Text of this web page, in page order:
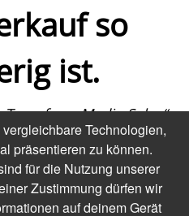
so
ist.
Media Sales“
Alt
kein Sprint.
Prozent der Verkäufe erst
Technologien,
präsentieren zu können.
für die Nutzung unserer
Zustimmung dürfen wir
auf deinem Gerät